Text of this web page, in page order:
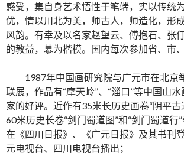
感受，集自身艺术悟性于笔端，实以传统
优，情以川北为美，师古人，师造化，形
风韵。有幸及以名家赵望云、傅抱石、张
的教益，慕为楷模。国内每次参加省、市
1987年中国画研究院与广元市在北京
联展，作品有“摩天岭”、“淄口”等中国山
家的好评。近作有35米长历史画卷“阴平古
60米历史长卷“剑门蜀道图”和“剑门蜀道行
在《四川日报》、《广元日报》及其书刊
元电视台、四川电视台播出；